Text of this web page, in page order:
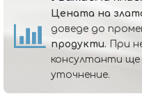
Цената на
доведе до
продукти. При
консултанти ще
уточнение.